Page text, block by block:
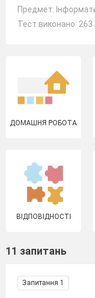
Предмет:
Тест виконано: 263
ДОМАШНЯ РОБОТА
ВІДПОВІДНОСТІ
11 запитань
Запитання 1